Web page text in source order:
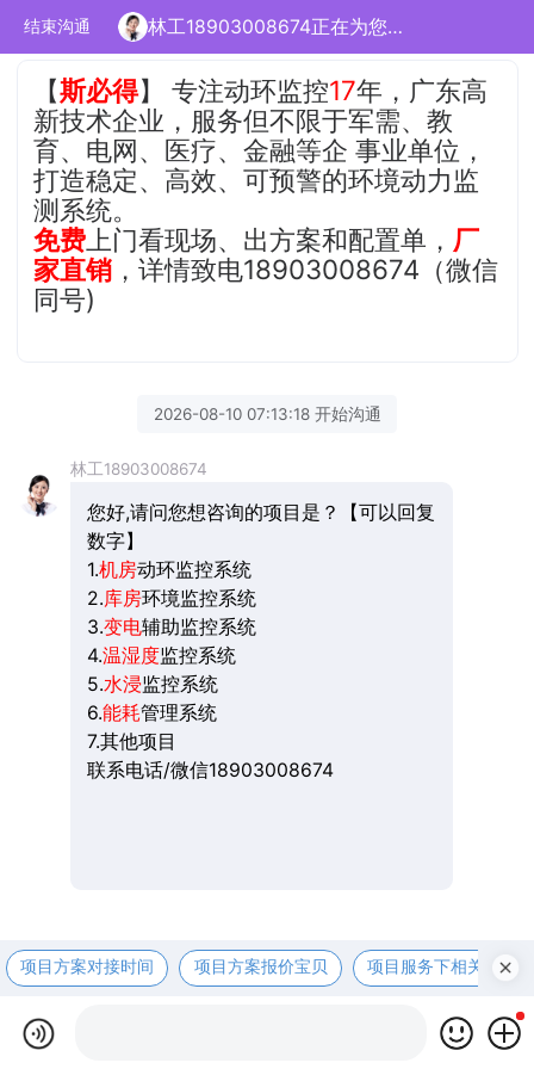
结束沟通 林工18903008674正在为您服务
【斯必得】 专注动环监控17年，广东高
新技术企业，服务但不限于军需、教
育、电网、医疗、金融等企 事业单位，
打造稳定、高效、可预警的环境动力监
测系统。
免费 上门看现场、出方案和配置单， 厂
家直销 ，详情致电18903008674（微信
同号)
2026-08-10 07:13:18 开始沟通
林工18903008674
您好,请问您想咨询的项目是？【可以回复
数字】
1.机房动环监控系统
2.库房环境监控系统
3.变电辅助监控系统
4.温湿度监控系统
5.水浸监控系统
6.能耗管理系统
7.其他项目
联系电话/微信18903008674
项目方案对接时间 项目方案报价宝贝 项目服务下相关资咨询